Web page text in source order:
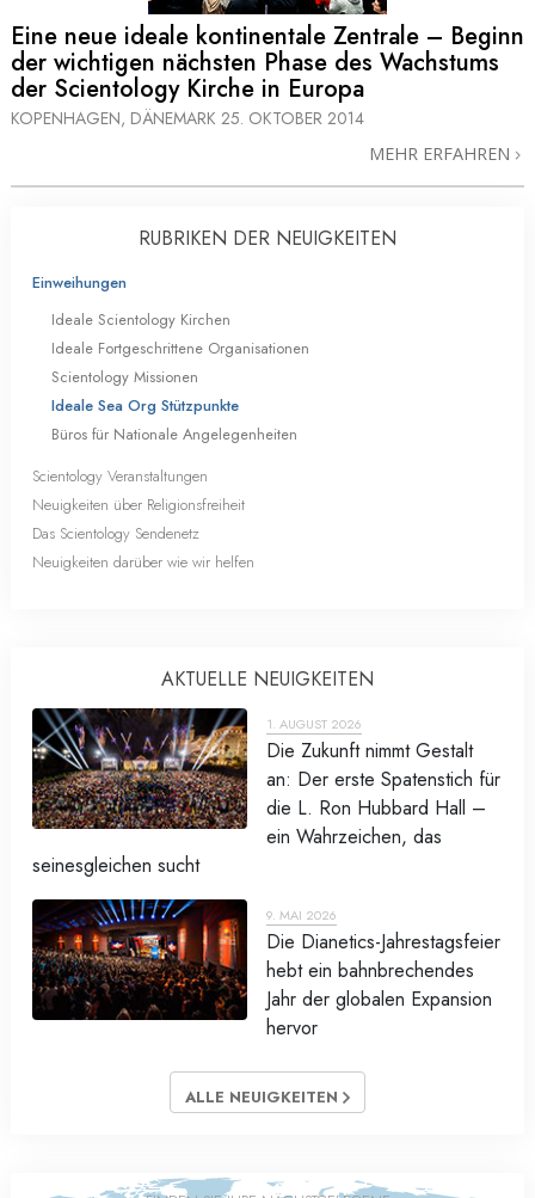
Eine neue ideale kontinentale Zentrale – Beginn
der wichtigen nächsten Phase des Wachstums
der Scientology Kirche in Europa
KOPENHAGEN, DÄNEMARK 25. OKTOBER 2014
MEHR ERFAHREN
RUBRIKEN DER NEUIGKEITEN
Einweihungen
Ideale Scientology Kirchen
Ideale Fortgeschrittene Organisationen
Scientology Missionen
Ideale Sea Org Stützpunkte
Büros für Nationale Angelegenheiten
Scientology Veranstaltungen
Neuigkeiten über Religionsfreiheit
Das Scientology Sendenetz
Neuigkeiten darüber wie wir helfen
AKTUELLE NEUIGKEITEN
1. AUGUST 2026
Die Zukunft nimmt Gestalt
an: Der erste Spatenstich für
die L. Ron Hubbard Hall –
ein Wahrzeichen, das
seinesgleichen sucht
9. MAI 2026
Die Dianetics-Jahrestagsfeier
hebt ein bahnbrechendes
Jahr der globalen Expansion
hervor
ALLE NEUIGKEITEN